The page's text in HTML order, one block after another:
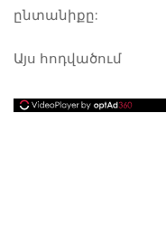
ընտանիքը:
Այս հոդվածում